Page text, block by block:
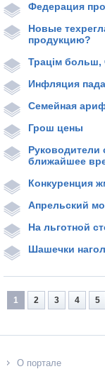
Федерация
Новые
продукцию?
Трацім
Инфляция
Семейная
Грош цены
Руководители
ближайшее
Конкуренция
Апрельский
На льготной
Шашечки
1 2 3 4 5
О портале